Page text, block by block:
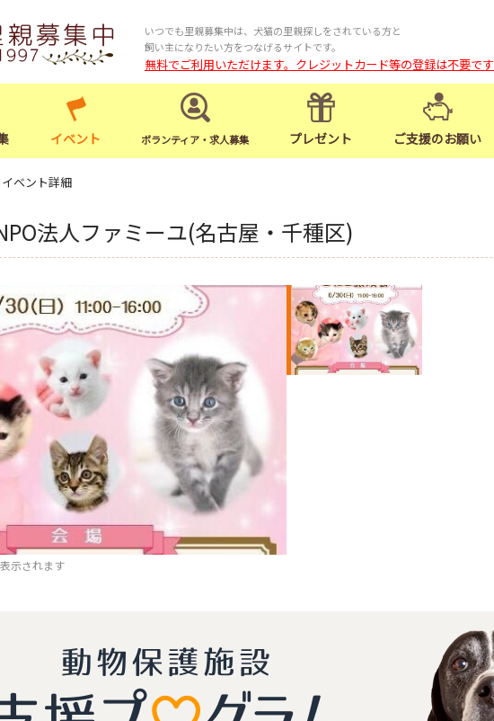
いつでも里親募集中は、犬猫の里親探しをされている方と
飼い主になりたい方をつなげるサイトです。
無料でご利用いただけます。クレジットカード等の登録は不要です
イベント ボランティア・求人募集 プレゼント ご支援のお願い
イベント詳細
法人ファミーユ(名古屋・千種区)
示されます